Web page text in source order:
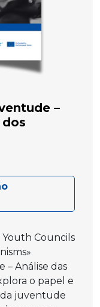
–
Councils
– Análise das
o papel e
da juventude